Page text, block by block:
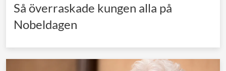
Så överraskade kungen alla på
Nobeldagen